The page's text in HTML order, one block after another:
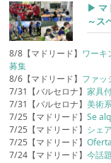
▶︎ マ
～ス
8/8【マドリード】 ワーキ
募集
8/6【マドリード】 ファッ
7/31【バルセロナ】家具
7/31【バルセロナ】美術
7/25【マドリード】Se
7/25【マドリード】 シェ
7/25【マドリード】
7/24【マドリード】今話